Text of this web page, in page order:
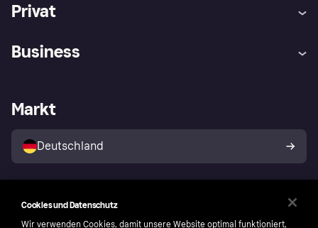
Privat
Klarna App
Shops entdecken
Käuferschutzrichtlinie
Dein Widerrufsrecht
Business
Händlerportal
Markt
Deutschland
Folgen
Cookies und Datenschutz
Wir verwenden Cookies, damit unsere Website optimal funktioniert,